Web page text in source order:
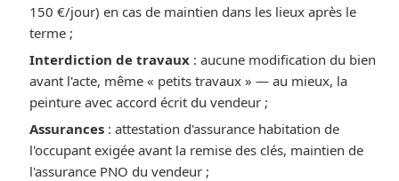
150 €/jour) en cas de maintien dans les lieux après le
terme ;
Interdiction de travaux: aucune modification du bien
avant l'acte, même « petits travaux » — au mieux, la
peinture avec accord écrit du vendeur ;
Assurances: attestation d'assurance habitation de
l'occupant exigée avant la remise des clés, maintien de
l'assurance PNO du vendeur ;